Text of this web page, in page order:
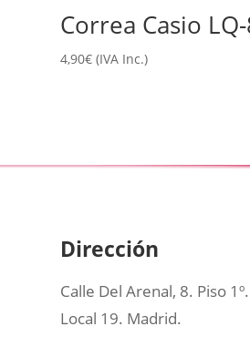
Correa Casio
4,90€ (IVA Inc.)
Dirección
Calle Del Arenal, 8. Piso 1º.
Local 19. Madrid.